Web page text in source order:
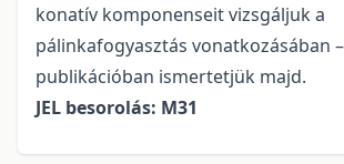
konatív komponenseit vizsgáljuk a
pálinkafogyasztás vonatkozásában
publikációban ismertetjük majd.
JEL besorolás: M31